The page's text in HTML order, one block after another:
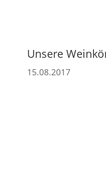
Unsere
15.08.2017